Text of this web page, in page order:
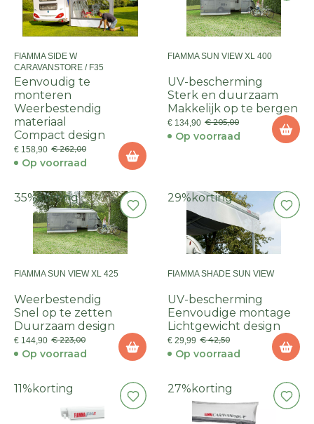
FIAMMA SIDE W
CARAVANSTORE / F35
Eenvoudig te
monteren
Weerbestendig
materiaal
Compact design
€ 158,90 € 262,00
Op voorraad
FIAMMA SUN VIEW XL 400
UV-bescherming
Sterk en duurzaam
Makkelijk op te bergen
€ 134,90 € 205,00
Op voorraad
35%korting
FIAMMA SUN VIEW XL 425
Weerbestendig
Snel op te zetten
Duurzaam design
€ 144,90 € 223,00
Op voorraad
29% korting
FIAMMA SHADE SUN VIEW
UV-bescherming
Eenvoudige montage
Lichtgewicht design
€ 29,99 € 42,50
Op voorraad
11% korting 27% korting